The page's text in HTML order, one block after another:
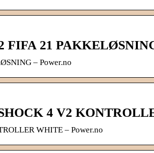
FIFA 21
– Power.no
4 V2
WHITE – Power.no